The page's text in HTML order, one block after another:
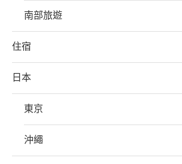
南部旅遊
住宿
日本
東京
沖繩